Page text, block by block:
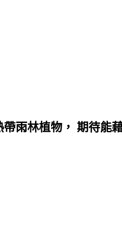
雨林植物， 期待能